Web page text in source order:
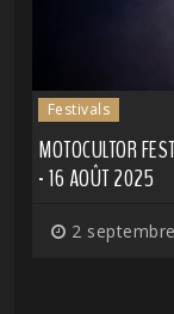
Festivals
MOTOCULTOR
- 16 AOÛT 2025
2